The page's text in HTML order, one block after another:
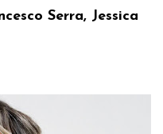
Serra, Jessica